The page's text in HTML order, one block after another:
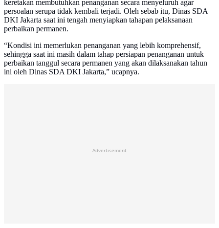
keretakan membutuhkan penanganan secara menyeluruh agar
persoalan serupa tidak kembali terjadi. Oleh sebab itu, Dinas SDA
DKI Jakarta saat ini tengah menyiapkan tahapan pelaksanaan
perbaikan permanen.
“Kondisi ini memerlukan penanganan yang lebih komprehensif,
sehingga saat ini masih dalam tahap persiapan penanganan untuk
perbaikan tanggul secara permanen yang akan dilaksanakan tahun
ini oleh Dinas SDA DKI Jakarta,” ucapnya.
Advertisement